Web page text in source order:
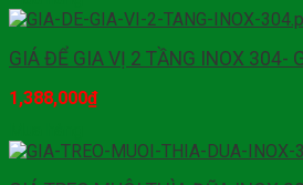
GIÁ ĐỂ GIA VỊ 2 TẦNG INOX 304-
1,388,000₫